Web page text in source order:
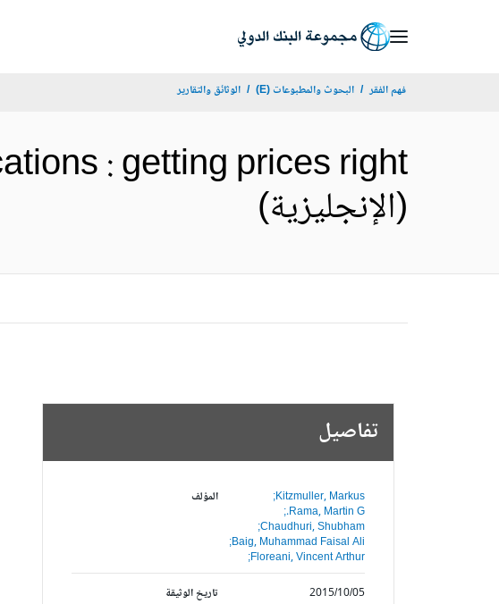
فهم الفقر البحوث والمطبوعات (E) الوثائق والتقارير
: getting prices right
(الإنجليزية)
تفاصيل
المؤلف
Kitzmuller, Markus;
Rama, Martin G.;
Chaudhuri, Shubham;
Baig, Muhammad Faisal Ali;
Floreani, Vincent Arthur;
تاريخ الوثيقة
2015/10/05